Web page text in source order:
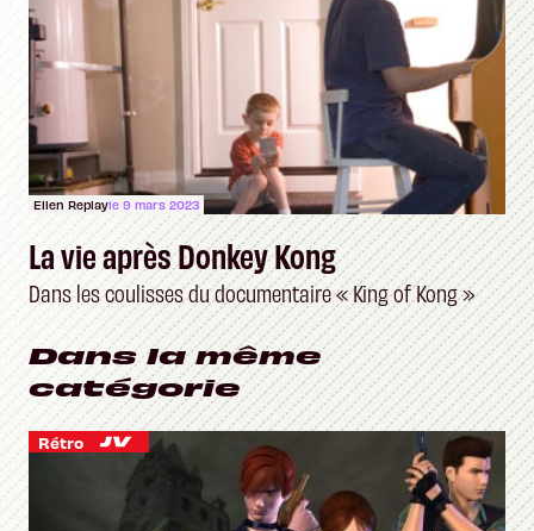
Ellen Replayle 9 mars 2023
La vie après Donkey Kong
Dans les coulisses du documentaire « King of Kong »
Dans la même
catégorie
Rétro